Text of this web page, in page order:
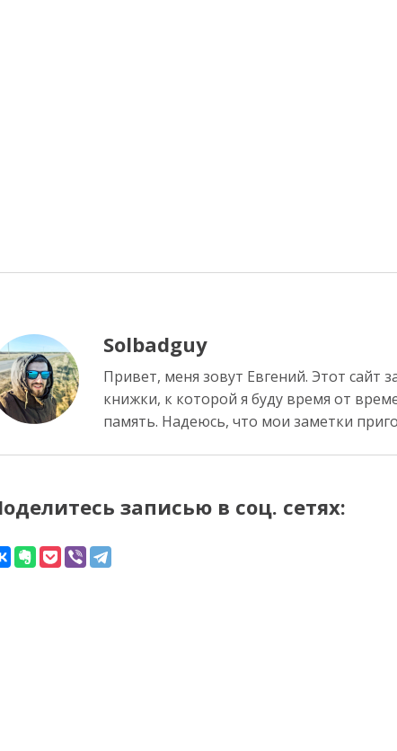
Solbadguy
Привет, меня зовут Евгений. Этот сайт
книжки, к которой я буду время от
память. Надеюсь, что мои заметки
записью в соц. сетях: